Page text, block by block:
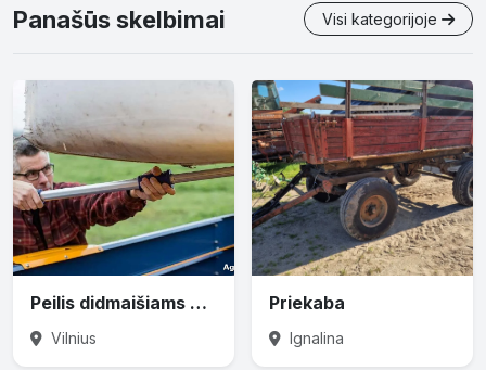
Panašūs skelbimai Visi kategorijoje
Peilis didmaišiams prapjauti
Vilnius
Priekaba
Ignalina